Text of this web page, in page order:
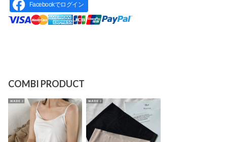
Facebookでログイン
COMBI PRODUCT